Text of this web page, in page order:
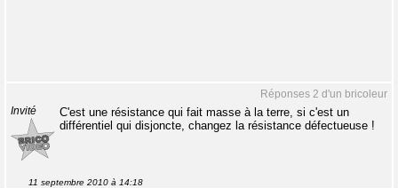
Réponses 2 d'un bricoleur
Invité
C'est une résistance qui fait masse à la terre, si c'est un
différentiel qui disjoncte, changez la résistance défectueuse !
11 septembre 2010 à 14:18